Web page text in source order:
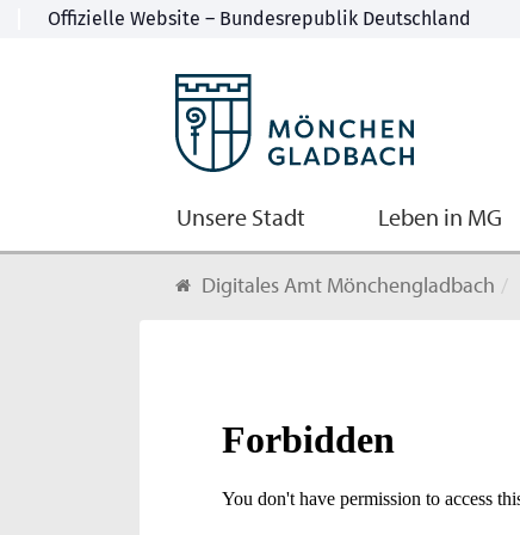
Unsere Stadt Leben in MG
Digitales Amt Mönchengladbach